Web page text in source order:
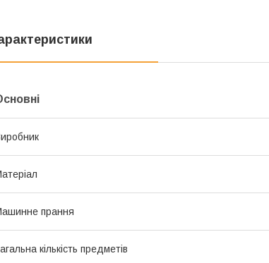
прання
кількість предметів